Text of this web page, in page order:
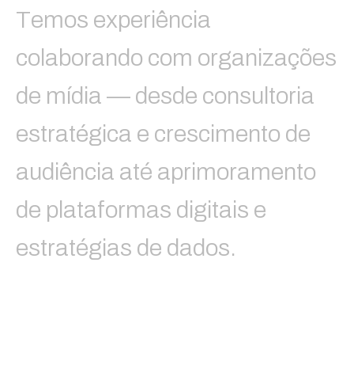
Temos experiência
co aborando com organizações
de mídia — desde consu toria
estratégica e crescimento de
audiência até aprimoramento
de p ataformas digitais e
estratégias de dados.